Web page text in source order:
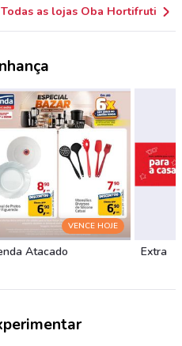
Todas as lojas Oba Hortifruti
VENCE HOJE
Atacado Extra